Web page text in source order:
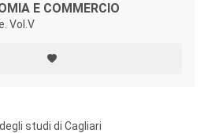
E COMMERCIO
Vol.V
studi di Cagliari